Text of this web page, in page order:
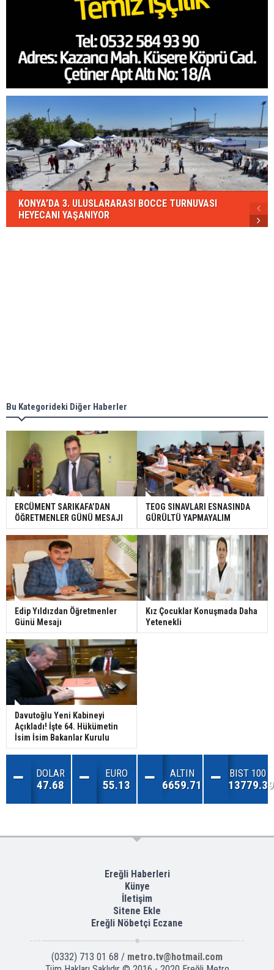
KONYA’DA 3. ULUSLARARASI BOCCE TURNUVASI
HEYECANI YAŞANIYOR
Bu Kategorideki Diğer Haberler
ERCÜMENT SARIKAFA’DAN
ÖĞRETMENLER GÜNÜ MESAJI
TEOG SINAVLARI ESNASINDA
GÜRÜLTÜ YAPMAYALIM
Edip Yıldızdan Öğretmenler
Günü Mesajı
Kız Çocuklar Konuşmada Daha
Yetenekli
Davutoğlu Yeni Kabineyi
Açıkladı! İşte 64. Hükümetin
İsim İsim Bakanlar Kurulu
DOLAR
47.68
EURO
55.13
ALTIN
6659.71
BIST 100
13779.39
Ereğli Haberleri
Künye
İletişim
Sitene Ekle
Ereğli Nöbetçi Eczane
(0332) 713 01 68 / metro.tv@hotmail.com